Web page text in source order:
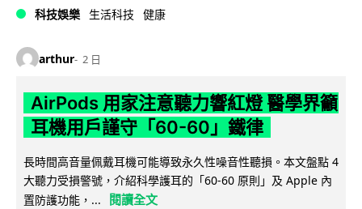
科技娛樂 生活科技 健康
arthur 2 日
AirPods 用家注意聽力響紅燈 醫學界籲
耳機用戶謹守「60-60」鐵律
長時間高音量佩戴耳機可能導致永久性噪音性聽損。本文盤點 4
大聽力受損警號，介紹科學護耳的「60-60 原則」及 Apple 內
置防護功能，...
閱讀全文